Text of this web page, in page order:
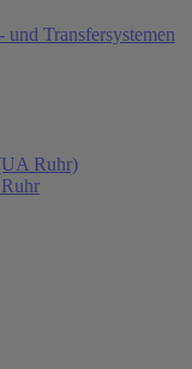
Transfersystemen
Ruhr)